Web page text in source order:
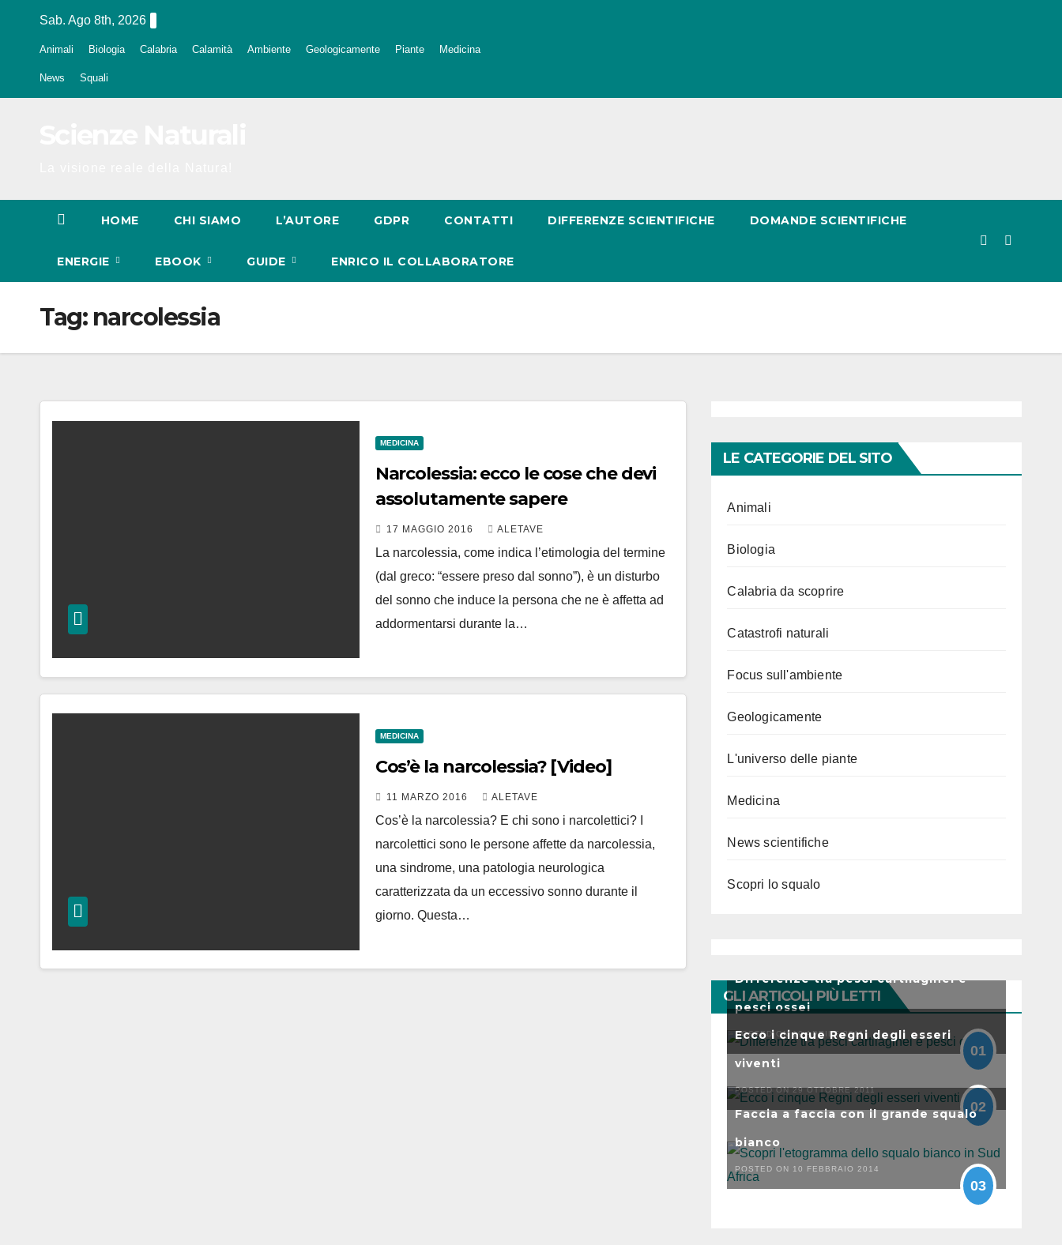
Sab. Ago 8th, 2026
Animali Biologia Calabria Calamità Ambiente Geologicamente Piante Medicina
News Squali
HOME CHI SIAMO L’AUTORE GDPR CONTATTI DIFFERENZE SCIENTIFICHE DOMANDE SCIENTIFICHE
ENERGIE EBOOK GUIDE ENRICO IL COLLABORATORE
Tag: narcolessia
MEDICINA
Narcolessia: ecco le cose che devi
assolutamente sapere
17 MAGGIO 2016 ALETAVE
La narcolessia, come indica l’etimologia del termine
(dal greco: “essere preso dal sonno”), è un disturbo
del sonno che induce la persona che ne è affetta ad
addormentarsi durante la…
MEDICINA
Cos’è la narcolessia? [Video]
11 MARZO 2016 ALETAVE
Cos’è la narcolessia? E chi sono i narcolettici? I
narcolettici sono le persone affette da narcolessia,
una sindrome, una patologia neurologica
caratterizzata da un eccessivo sonno durante il
giorno. Questa…
LE CATEGORIE DEL SITO
Animali
Biologia
Calabria da scoprire
Catastrofi naturali
Focus sull'ambiente
Geologicamente
L'universo delle piante
Medicina
News scientifiche
Scopri lo squalo
GLI ARTICOLI PIÙ LETTI
Differenze tra pesci cartilaginei e
pesci ossei
POSTED ON 19 APRILE 2011
01
Ecco i cinque Regni degli esseri
viventi
POSTED ON 29 OTTOBRE 2011
02
Faccia a faccia con il grande squalo
bianco
POSTED ON 10 FEBBRAIO 2014
03